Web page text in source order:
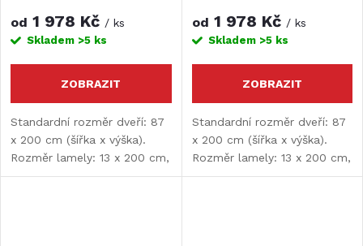
od 1 978 Kč / ks
Skladem >5 ks
ZOBRAZIT
Standardní rozměr dveří: 87
x 200 cm (šířka x výška).
Rozměr lamely: 13 x 200 cm,
tloušťka lamely: 9 mm.
od 1 978 Kč / ks
Skladem >5 ks
ZOBRAZIT
Standardní rozměr dveří: 87
x 200 cm (šířka x výška).
Rozměr lamely: 13 x 200 cm,
tloušťka lamely: 9 mm.